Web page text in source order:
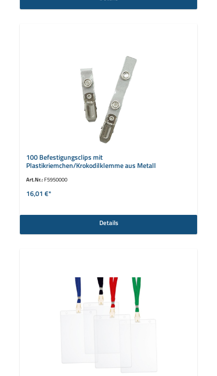
100 Befestigungsclips mit
Plastikriemchen/Krokodilklemme aus Metall
Art.Nr.: F5950000
16,01 €*
Details